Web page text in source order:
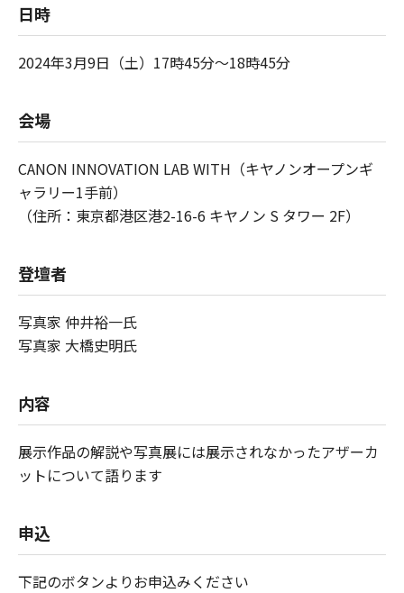
日時
2024年3月9日（土）17時45分～18時45分
会場
CANON INNOVATION LAB WITH（キヤノンオープンギ
ャラリー1手前）
（住所：東京都港区港2-16-6 キヤノン S タワー 2F）
登壇者
写真家 仲井裕一氏
写真家 大橋史明氏
内容
展示作品の解説や写真展には展示されなかったアザーカ
ットについて語ります
申込
下記のボタンよりお申込みください